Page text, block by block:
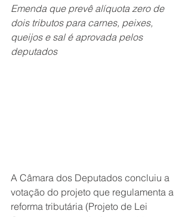
Emenda que prevê alíquota zero de
dois tributos para carnes, peixes,
queijos e sal é aprovada pelos
deputados
A Câmara dos Deputados concluiu a
votação do projeto que regulamenta a
reforma tributária (Projeto de Lei